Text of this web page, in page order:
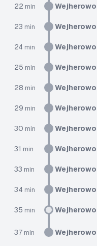
22 min Wejherowo
23 min Wejherowo
24 min Wejherowo
25 min Wejherowo
28 min Wejherowo
29 min Wejherowo
30 min Wejherowo
31 min Wejherowo
33 min Wejherowo
34 min Wejherowo
35 min Wejherowo
37 min Wejherowo